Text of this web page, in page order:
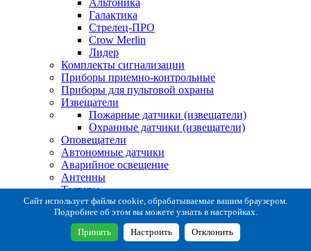
Галактика
Стрелец-ПРО
Crow Merlin
Лидер
Комплекты сигнализации
Приборы приемно-контрольные
Приборы для пультовой охраны
Извещатели
Пожарные датчики (извещатели)
Охранные датчики (извещатели)
Оповещатели
Автономные датчики
Аварийное освещение
Антенны
Тестеры
Система сбора извещений
Расходные и монтажные материалы
Коробки коммутационные
Кронштейны для извещателей
Сайт использует файлы cookie, обрабатываемые вашим браузером.
Подробнее об этом вы можете узнать в настройках.
Принять Настроить Отклонить